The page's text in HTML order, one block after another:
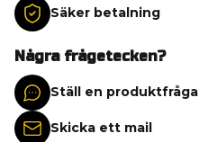
Säker betalning
Några frågetecken?
Ställ en produktfråga
Skicka ett mail